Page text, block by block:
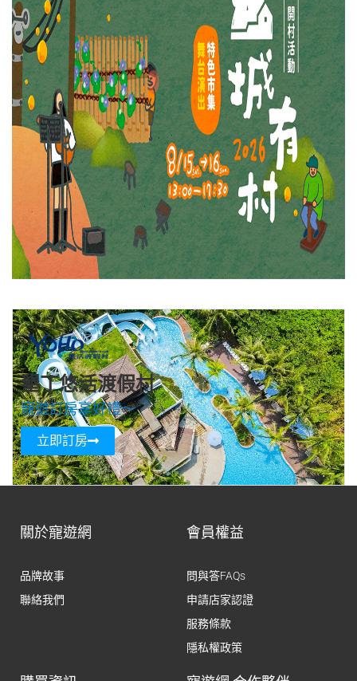
墾丁悠活渡假村
寵遊訂房享好禮～
立即訂房
關於寵遊網
品牌故事
聯絡我們
會員權益
問與答FAQs
申請店家認證
服務條款
隱私權政策